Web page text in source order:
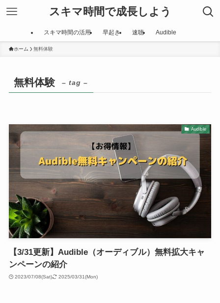
スキマ時間で成長しよう
スキマ時間の活用 早起き 速聴 Audible
ホーム 無料体験
無料体験 – tag –
Audible
【3/31更新】Audible（オーディブル）無料拡大キャ
ンペーンの紹介
2023/07/08(Sat) 2025/03/31(Mon)